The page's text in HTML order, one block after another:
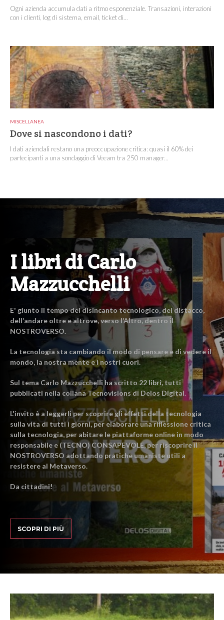
Ogni azienda accumula dati a ritmo esponenziale. Transazioni, interazioni
con i clienti, log di sistema, email, ticket di...
MISCELLANEA
Dove si nascondono i dati?
I dati aziendali restano una preoccupazione critica: quasi il 60% dei
partecipanti a una sondaggio di Veeam tra 250 manager...
I libri di Carlo
Mazzucchelli
E' giunto il tempo del disincanto tecnologico, del distacco,
dell’andare oltre e altrove, verso l’Altro, dentro il
NOSTROVERSO.
La tecnologia sta cambiando il modo di pensare e di vedere il
mondo, la nostra mente e i nostri cuori.
Sul tema Carlo Mazzucchelli ha scritto 22 libri, tutti
pubblicati nella collana Tecnovisions di Delos Digital.
L'invito è a leggerli per scoprire gli effetti della tecnologia
sulla vita di tutti i giorni, per elaborare una riflessione critica
sulla tecnologia, per abitare le piattaforme online in modo
responsabile e (TECNO) CONSAPEVOLE, per riscoprire il
NOSTROVERSO adottando pratiche umaniste utili a
resistere al Metaverso.
Da cittadini!
SCOPRI DI PIÙ